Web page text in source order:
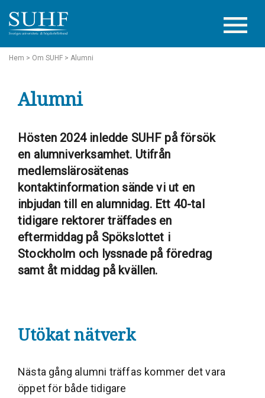
Hem > Om SUHF > Alumni
Alumni
Hösten 2024 inledde SUHF på försök
en alumniverksamhet. Utifrån
medlemslärosätenas
kontaktinformation sände vi ut en
inbjudan till en alumnidag. Ett 40-tal
tidigare rektorer träffades en
eftermiddag på Spökslottet i
Stockholm och lyssnade på föredrag
samt åt middag på kvällen.
Utökat nätverk
Nästa gång alumni träffas kommer det vara
öppet för både tidigare